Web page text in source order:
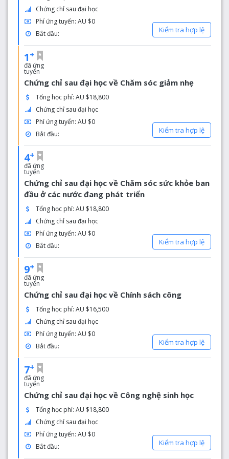
Tham gia các tổ chức hội sinh viên, câu lạc bộ,
chuyển tham quan, sự kiện và dịch vụ hỗ trợ sinh
viên quốc tế.
Được đánh giá năm sao về tỷ lệ nhân viên-sinh viên
với sinh viên tốt nghiệp (Theo
Guide
Phần lớn các sinh viên quốc tế và trao đổi của
chúng tôi tiết lộ họ sẽ giới thiệu Đại học Flinders cho
những ai đang muốn tham gia giáo dục đại học
(ISB, 2014)
Chứng chỉ sau đại học
Phí ứng tuyển: AU $0
Bắt đầu:
Kiểm tra hợp lệ
1 +
đã ứng
tuyển
Chứng chỉ sau đại học về Chăm sóc giảm nhẹ
Tổng học phí: AU $18,800
Chứng chỉ sau đại học
Phí ứng tuyển: AU $0
Bắt đầu:
Kiểm tra hợp lệ
4+
đã ứng
tuyển
Chứng chỉ sau đại học về Chăm sóc sức khỏe ban
đầu ở các nước đang phát triển
Tổng học phí: AU $18,800
Chứng chỉ sau đại học
Phí ứng tuyển: AU $0
Bắt đầu:
Kiểm tra hợp lệ
9+
đã ứng
tuyển
Chứng chỉ sau đại học về Chính sách công
Tổng học phí: AU $16,500
Chứng chỉ sau đại học
Phí ứng tuyển: AU $0
Bắt đầu:
Kiểm tra hợp lệ
7+
đã ứng
tuyển
Chứng chỉ sau đại học về Công nghệ sinh học
Tổng học phí: AU $18,800
Chứng chỉ sau đại học
Phí ứng tuyển: AU $0
Bắt đầu:
Kiểm tra hợp lệ